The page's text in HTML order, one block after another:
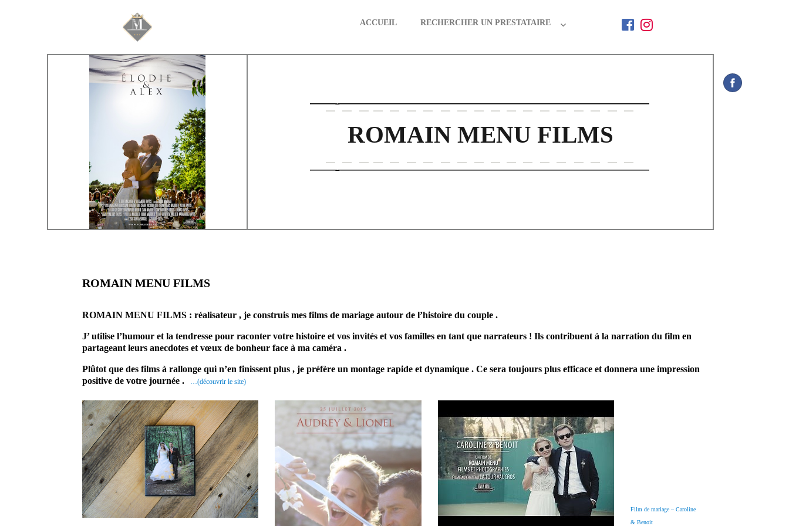
Mariage & Savoir faire
ACCUEIL RECHERCHER UN PRESTATAIRE
ROMAIN MENU FILMS
ROMAIN MENU FILMS
ROMAIN MENU FILMS :réalisateur , je construis mes films de mariage autour de l’histoire du couple .
J’ utilise l’humour et la tendresse pour raconter votre histoire et vos invités et vos familles en tant que narrateurs ! Ils contribuent à la narration du film en
partageant leurs anecdotes et vœux de bonheur face à ma caméra .
Plûtot que des films à rallonge qui n’en finissent plus , je préfère un montage rapide et dynamique . Ce sera toujours plus efficace et donnera une impression
positive de votre journée .
…(découvrir le site)
Film de mariage – Caroline
& Benoit